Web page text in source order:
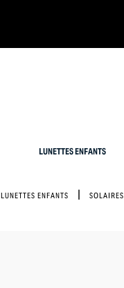
LUNETTES ENFANTS
LUNETTES ENFANTS SOLAIRES